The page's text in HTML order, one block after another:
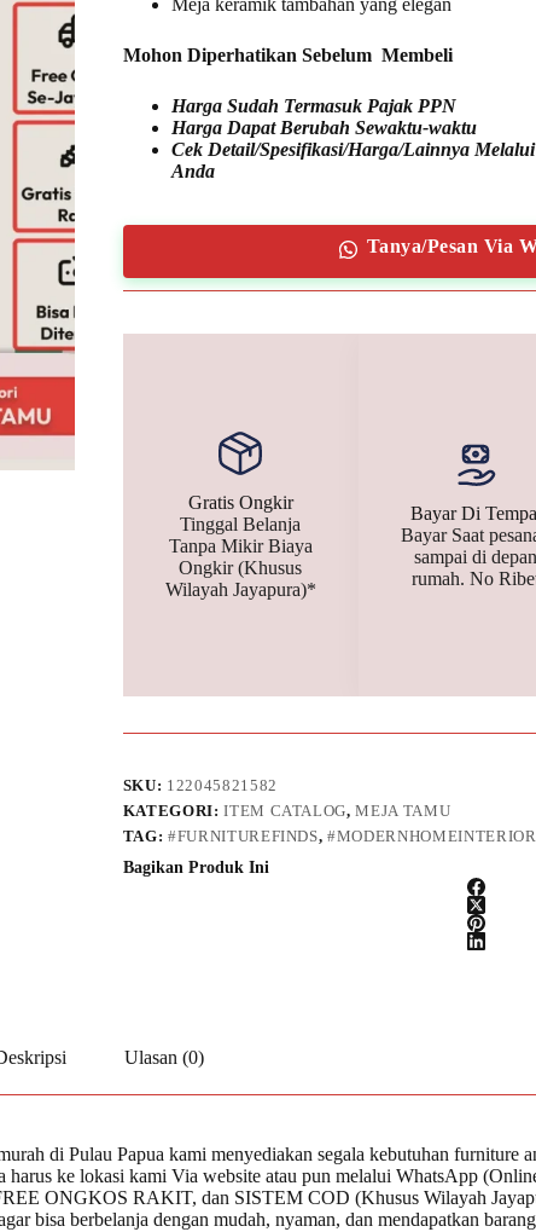
Mohon Diperhatikan Sebelum Membeli
Harga Sudah Termasuk Pajak PPN
Harga Dapat Berubah Sewaktu-waktu
Cek Detail/Spesifikasi/Harga/Lainnya
Anda
Tanya/Pesan Via
Gratis Ongkir
Tinggal Belanja
Tanpa Mikir Biaya
Ongkir (Khusus
Wilayah Jayapura)*
Bayar Di
Bayar Saat
sampai di depan
rumah. No
SKU: 122045821582
KATEGORI:ITEM CATALOG,MEJA TAMU
TAG:#FURNITUREFINDS,
Bagikan Produk Ini
Ulasan (0)
di Pulau Papua kami menyediakan segala kebutuhan furniture
harus ke lokasi kami Via website atau pun melalui WhatsApp
ONGKOS RAKIT, dan SISTEM COD (Khusus Wilayah
bisa berbelanja dengan mudah, nyaman, dan mendapatkan